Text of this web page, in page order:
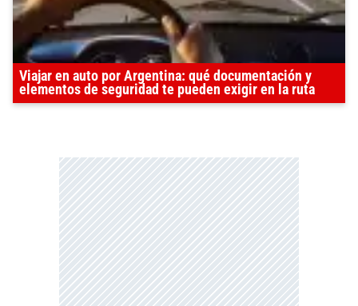
Viajar en auto por Argentina: qué documentación y
elementos de seguridad te pueden exigir en la ruta